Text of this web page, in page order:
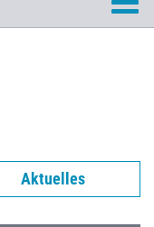
Aktuelles